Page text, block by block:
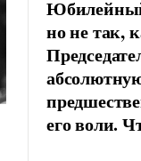
но не так,
его воли.